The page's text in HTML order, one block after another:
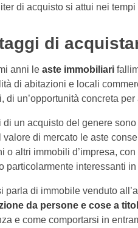
di acquisto si attui nei
di
anni le aste immobiliari
di abitazioni e locali
di un’opportunità concreta
di un acquisto del genere
valore di mercato le aste
o altri immobili d’impresa,
particolarmente interessanti
parla di immobile venduto
da persone e cose a
e come comportarsi in